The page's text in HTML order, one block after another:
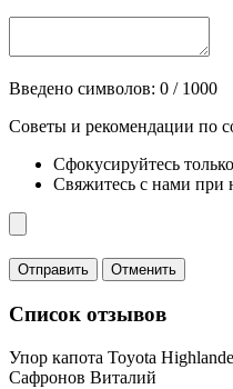
Введено символов: 0 / 1000
Советы и рекомендации по
Сфокусируйтесь
Свяжитесь с нами при
Список отзывов
Упор капота Toyota
Сафронов Виталий